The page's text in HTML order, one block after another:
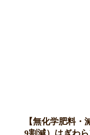
【無化学肥料・
9割減）はぎわ